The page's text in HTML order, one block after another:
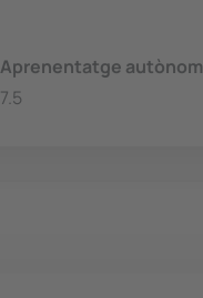
Aprenentatge autònom
7.5